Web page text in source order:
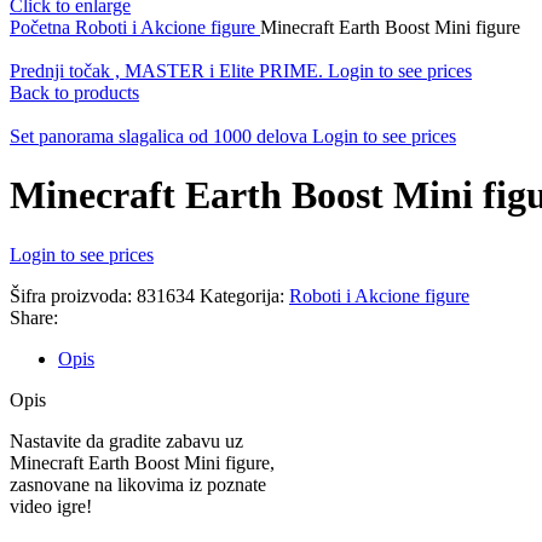
Click to enlarge
Početna Roboti i Akcione figure Minecraft Earth Boost Mini figure
Prednji točak , MASTER i Elite PRIME. Login to see prices
Back to products
Set panorama slagalica od 1000 delova Login to see prices
Minecraft Earth Boost Mini
Login to see prices
Šifra proizvoda: 831634 Kategorija: Roboti i Akcione figure
Share:
Opis
Opis
Nastavite da gradite zabavu uz
Minecraft Earth Boost Mini figure,
zasnovane na likovima iz poznate
video igre!